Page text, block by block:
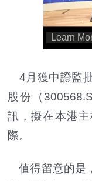
4月獲中證監
股份（
訊，擬在本港
際。
值得留意的是